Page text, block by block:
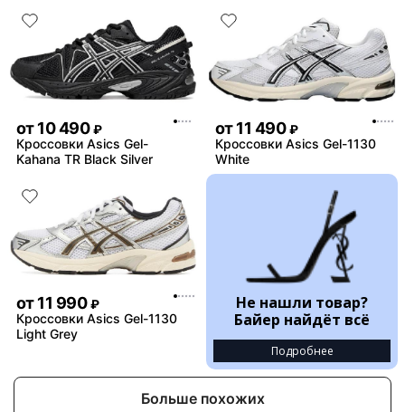
от10 490 ₽
Кроссовки Asics Gel-
Kahana TR Black Silver
от11 490 ₽
Кроссовки Asics Gel-1130
White
от11 990 ₽
Кроссовки Asics Gel-1130
Light Grey
Не нашли товар?
Байер найдёт всё
Подробнее
Больше похожих